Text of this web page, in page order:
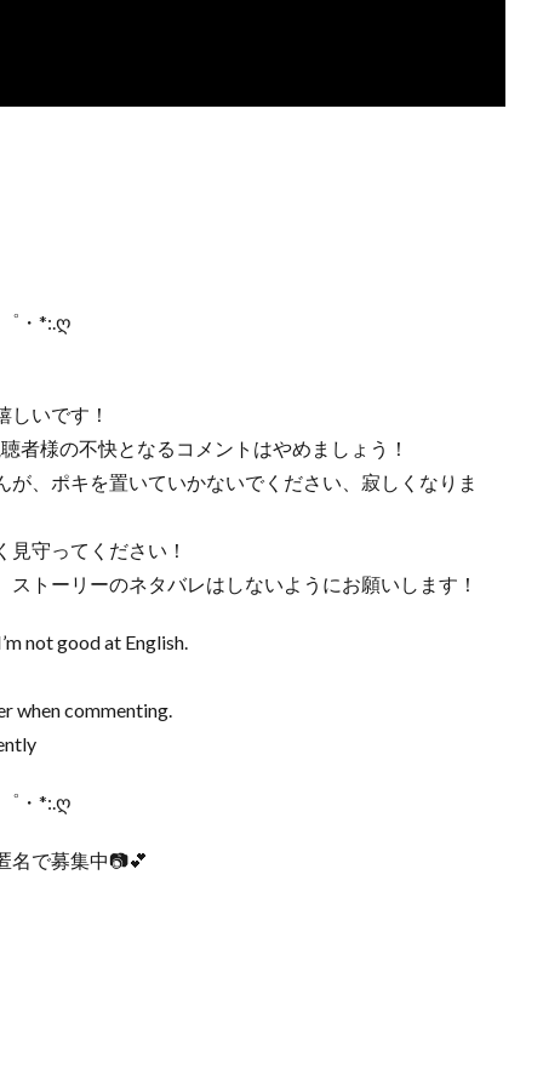
・*:.ღ
いです！
者様の不快となるコメントはやめましょう！
、ポキを置いていかないでください、寂しくなりま
守ってください！
トーリーのネタバレはしないようにお願いします！
not good at English.
when commenting.
・*:.ღ
名で募集中📷💕